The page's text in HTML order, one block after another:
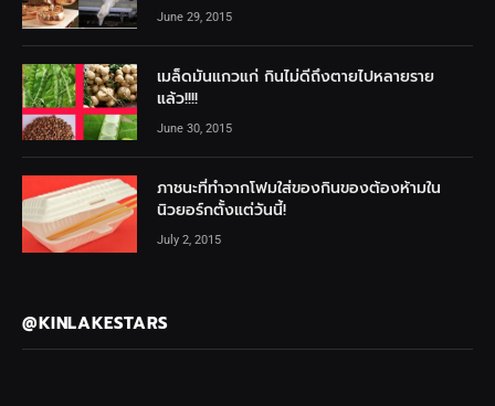
June 29, 2015
เมล็ดมันแกวแก่ กินไม่ดีถึงตายไปหลายราย
แล้ว!!!!
June 30, 2015
ภาชนะที่ทำจากโฟมใส่ของกินของต้องห้ามใน
นิวยอร์กตั้งแต่วันนี้!
July 2, 2015
@KINLAKESTARS